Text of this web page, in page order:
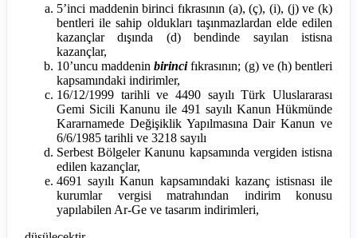
5’inci maddenin birinci fıkrasının (a), (ç), (i), (j) ve (k)
bentleri ile sahip oldukları taşınmazlardan elde edilen
kazançlar dışında (d) bendinde sayılan istisna
kazançlar,
10’uncu maddeninbirincifıkrasının; (g) ve (h) bentleri
kapsamındaki indirimler,
16/12/1999 tarihli ve 4490 sayılı Türk Uluslararası
Gemi Sicili Kanunu ile 491 sayılı Kanun Hükmünde
Kararnamede Değişiklik Yapılmasına Dair Kanun ve
6/6/1985 tarihli ve 3218 sayılı
Serbest Bölgeler Kanunu kapsamında vergiden istisna
edilen kazançlar,
4691 sayılı Kanun kapsamındaki kazanç istisnası ile
kurumlar vergisi matrahından indirim konusu
yapılabilen Ar-Ge ve tasarım indirimleri,